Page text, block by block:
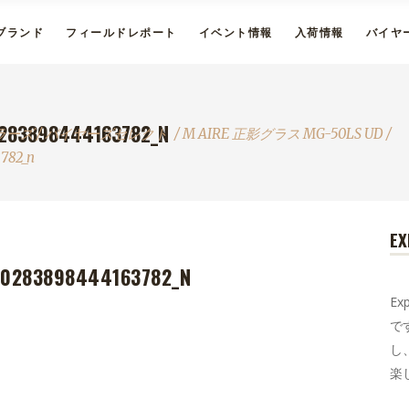
ランド フィールドレポート イベント情報 入荷情報 バイヤ
ーズ/バイヤーズセレクト /M AIRE 正影グラス MG-50LS UD /
で
し
楽